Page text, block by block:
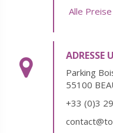
Unter...
Alle
ADRESSE
Parking
55100
+33 (0)3